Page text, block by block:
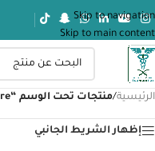
Skip to navigation
Skip to main content
الرئيسية/منتجات تحت الوسم “Ulcer Care”
إظهار الشريط الجانبي